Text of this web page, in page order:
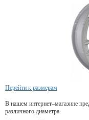
Перейти к размерам
В нашем интернет–магазине
различного диаметра.